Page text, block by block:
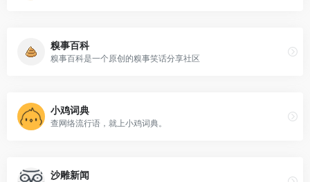
糗事百科
糗事百科是一个原创的糗事笑话分享社区
小鸡词典
查网络流行语，就上小鸡词典。
沙雕新闻